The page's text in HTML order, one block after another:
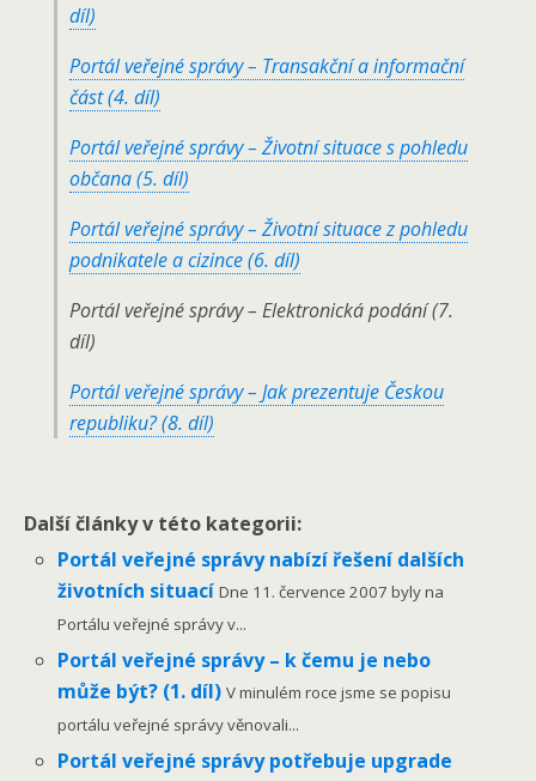
díl)
Portál veřejné správy – Transakční a informační
část (4. díl)
Portál veřejné správy – Životní situace s pohledu
občana (5. díl)
Portál veřejné správy – Životní situace z pohledu
podnikatele a cizince (6. díl)
Portál veřejné správy – Elektronická podání (7.
díl)
Portál veřejné správy – Jak prezentuje Českou
republiku? (8. díl)
Další články v této kategorii:
Portál veřejné správy nabízí řešení dalších
životních situacíDne 11. července 2007 byly na
Portálu veřejné správy v...
Portál veřejné správy – k čemu je nebo
může být? (1. díl)V minulém roce jsme se popisu
portálu veřejné správy věnovali...
Portál veřejné správy potřebuje upgrade